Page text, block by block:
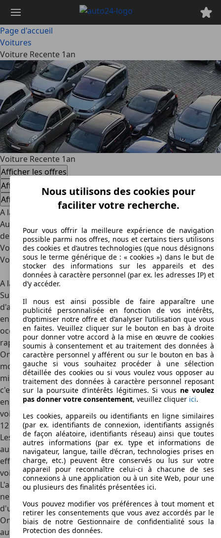
contenu
principal
Page d'accueil
Voitures
Voiture Recente 1an
Voiture Recente 1an
Afficher les offres
Afficher les offres
Afficher les offres
A la recherche d'une Voiture Recente 1an d'occasion ? Sur
AutoScout24 vous trouverez un grand nombre d'annonces
de Voiture Recente 1an d'occasion à vendre en France.
Vous pouvez aussi déposer gratuitement votre annonce
Voiture Recente 1an et vendre votre voiture rapidement.
A la recherche d'une Voiture récente (-1an) d'occasion ?
Sur AutoScout24 vous trouverez un grand nombre
d'annonces de Voiture récente (-1an) d'occasion à vendre
en France. Déposez votre annonce Voiture récente (-1an)
occasion gratuitement et vendez votre véhicule
rapidement.
On désigne par "voiture récente" un véhicule qui est âgéde
moins de 12 mois, en se basant sur la date de lapremière
mise en circulation. Cependant, du point de vuejuridique,
c'est en fait la date de construction duvéhicule qui est prise
en compte, et qui doit êtreobservée dans le cas des
voitures récente. Cette date ne doit pas être supérieureà
12 mois.
Les voitures récentes an représentent unbénéfice tout
aussi intéressant pourl'acheteur que pour le vendeur. En
effet, ce dernier peutainsi limiter la perte de valeur de sa
voiture, en la vendant en tantque voiture récentes.
L'acheteur, quantà lui, peut acquérir une voiture quasiment
neuve,sans devoir pour autant débourser le prix
d'unvéhicule neuf.
On trouve des voitures récentes dans toutes lesmarques
automobiles. C'est souvent le personnel travaillantpour les
Nous utilisons des cookies pour
faciliter votre recherche.
Pour vous offrir la meilleure expérience de navigation
possible parmi nos offres, nous et certains tiers utilisons
des cookies et d’autres technologies (que nous désignons
sous le terme générique de : « cookies ») dans le but de
stocker des informations sur les appareils et des
données à caractère personnel (par ex. les adresses IP) et
d’y accéder.
Il nous est ainsi possible de faire apparaître une
publicité personnalisée en fonction de vos intérêts,
d’optimiser notre offre et d’analyser l’utilisation que vous
en faites. Veuillez cliquer sur le bouton en bas à droite
pour donner votre accord à la mise en œuvre de cookies
soumis à consentement et au traitement des données à
caractère personnel y afférent ou sur le bouton en bas à
gauche si vous souhaitez procéder à une sélection
détaillée des cookies ou si vous voulez vous opposer au
traitement des données à caractère personnel reposant
sur la poursuite d’intérêts légitimes. Si vous ne voulez
pas donner votre consentement, veuillez cliquer ici.
Les cookies, appareils ou identifiants en ligne similaires
(par ex. identifiants de connexion, identifiants assignés
de façon aléatoire, identifiants réseau) ainsi que toutes
autres informations (par ex. type et informations de
navigateur, langue, taille d’écran, technologies prises en
charge, etc.) peuvent être conservés ou lus sur votre
appareil pour reconnaître celui-ci à chacune de ses
connexions à une application ou à un site Web, pour une
ou plusieurs des finalités présentées ici.
Vous pouvez modifier vos préférences à tout moment et
retirer les consentements que vous avez accordés par le
biais de notre Gestionnaire de confidentialité sous la
Protection des données.